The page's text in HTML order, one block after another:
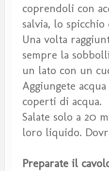
coprendoli con
salvia, lo
Una volta
sempre la
un lato con un
Aggiungete
coperti di acqua.
Salate solo a 20
loro liquido.
Preparate il